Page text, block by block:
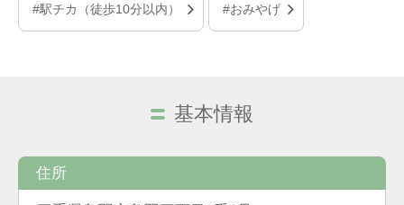
#駅チカ（徒歩10分以内） #おみやげ
基本情報
住所